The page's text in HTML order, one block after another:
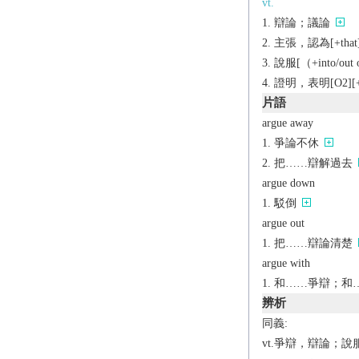
vt.
辯論；議論
主張，認為[+that]
說服[（+into/out
證明，表明
片語
argue away
爭論不休
把……辯解過去
argue down
駁倒
argue out
把……辯論清楚
argue with
和……爭辯；和
辨析
同義:
vt.爭辯，辯論；說